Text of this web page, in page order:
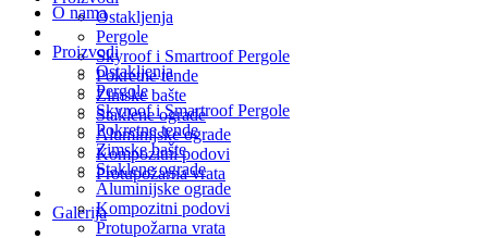
Ostakljenja
Pergole
Skyroof i Smartroof Pergole
Pokretne tende
Zimske bašte
Staklene ograde
Aluminijske ograde
Kompozitni podovi
Protupožarna vrata
Galerija
O nama
Proizvodi
Ostakljenja
Pergole
Skyroof i Smartroof Pergole
Pokretne tende
Zimske bašte
Staklene ograde
Aluminijske ograde
Kompozitni podovi
Protupožarna vrata